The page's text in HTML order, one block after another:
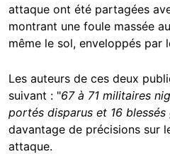
attaque ont été partagées
montrant une foule massée
même le sol, enveloppés par
Les auteurs de ces deux
suivant : "67 à 71 militaires
portés disparus et 16 blessés
davantage de précisions sur
attaque.